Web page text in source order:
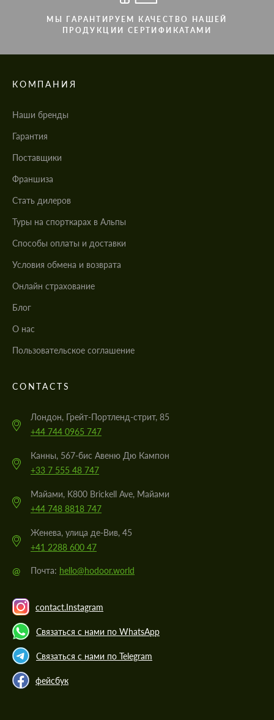
МЫ ГАРАНТИРУЕМ КАЧЕСТВО НАШЕЙ
ПРОДУКЦИИ СЕРТИФИКАТАМИ
КОМПАНИЯ
Наши бренды
Гарантия
Поставщики
Франшиза
Стать дилеров
Туры на спорткарах в Альпы
Cпособы оплаты и доставки
Условия обмена и возврата
Онлайн страхование
Блог
О нас
Пользовательское соглашение
CONTACTS
Лондон, Грейт-Портленд-стрит, 85
+44 744 0965 747
Канны, 567-бис Авеню Дю Кампон
+33 7 555 48 747
Майами, K800 Brickell Ave, Майами
+44 748 8818 747
Женева, улица де-Вив, 45
+41 2288 600 47
@ Почта: hello@hodoor.world
contact.Instagram
Связаться с нами по WhatsApp
Связаться с нами по Telegram
фейсбук